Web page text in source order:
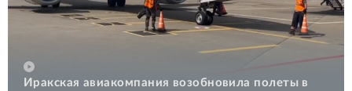
Иракская авиакомпания возобновила полеты в